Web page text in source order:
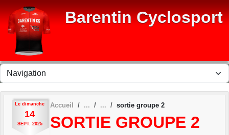
Barentin Cyclosport
Le dimanche
14
SEPT. 2025
Accueil sortie groupe 2
SORTIE GROUPE 2
Panneau de gestion des cookies